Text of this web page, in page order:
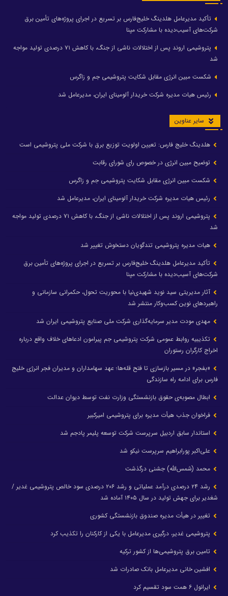
تأکید مدیرعامل هلدینگ خلیج‌فارس بر تسریع در اجرای پروژه‌های تأمین برق
شرکت‌های آسیب‌دیده با مشارکت مپنا
پتروشیمی اروند پس از اختلالات ناشی از جنگ، با کاهش ۷۱ درصدی تولید مواجه
شد
شکست مبین انرژی مقابل شکایت پتروشیمی جم و زاگرس
رئیس هیات مدیره شرکت خریدار آلومینای ایران، مدیرعامل شد
سایر عناوین
هلدینگ خلیج فارس: تعیین اولویت توزیع برق با شرکت ملی پتروشیمی است
توضیح مبین انرژی در خصوص رای شورای رقابت
شکست مبین انرژی مقابل شکایت پتروشیمی جم و زاگرس
رئیس هیات مدیره شرکت خریدار آلومینای ایران، مدیرعامل شد
پتروشیمی اروند پس از اختلالات ناشی از جنگ، با کاهش ۷۱ درصدی تولید مواجه
شد
هیات مدیره پتروشیمی تندگویان دستخوش تغییر شد
تأکید مدیرعامل هلدینگ خلیج‌فارس بر تسریع در اجرای پروژه‌های تأمین برق
شرکت‌های آسیب‌دیده با مشارکت مپنا
آثار مدیریتی سید نوید شهیدی‌نیا با محوریت تحول، حکمرانی سازمانی و
راهبردهای نوین کسب‌وکار منتشر شد
مهدی مودت مدیر سرمایه‌گذاری شرکت ملی صنایع پتروشیمی ایران شد
تکذیبیه روابط عمومی شرکت پتروشیمی جم پیرامون ادعاهای خلاف واقع درباره
اخراج کارگران رستوران
«بفجر» در مسیر بازسازی تا فتح قله‌ها؛ عهد سهامداران و مدیران فجر انرژی خلیج
فارس برای ادامه راه سازندگی
ابطال مصوبه‌ی حقوق بازنشستگی وزارت نفت توسط دیوان عدالت
فراخوان جذب هیأت مدیره برای پتروشیمی امیرکبیر
استاندار سابق اردبیل سرپرست شرکت توسعه پلیمر پادجم شد
علی‌اکبر پورابراهیم سرپرست نیکو شد
محمد (شمس‌الله) جشنی درگذشت
رشد ۲۴ درصدی درآمد عملیاتی و رشد ۲۰۶ درصدی سود خالص پتروشیمی غدیر /
شغدیر برای جهش تولید در سال ۱۴۰۵ آماده شد
تغییر در هیأت مدیره صندوق بازنشستگی کشوری
پتروشیمی غدیر، درگیری مدیرعامل با یکی از کارکنان را تکذیب کرد
تامین برق پتروشیمی‌ها از کشور ترکیه
افشین خانی مدیرعامل بانک صادرات شد
ایرانول ۶ همت سود تقسیم کرد